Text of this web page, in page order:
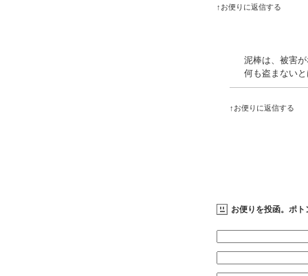
↑お便りに返信する
泥棒は、被害
何も盗まない
↑お便りに返信する
お便りを投函。ポト